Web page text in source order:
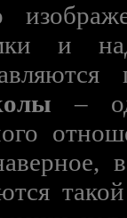
и
–